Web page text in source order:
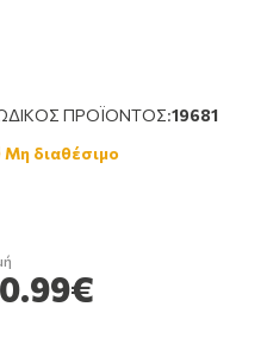
ΠΡΟΪΌΝΤΟΣ:19681
Μη διαθέσιμο